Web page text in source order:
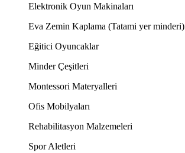
Elektronik Oyun Makinaları
Eva Zemin Kaplama (Tatami yer minderi)
Eğitici Oyuncaklar
Minder Çeşitleri
Montessori Materyalleri
Ofis Mobilyaları
Rehabilitasyon Malzemeleri
Spor Aletleri